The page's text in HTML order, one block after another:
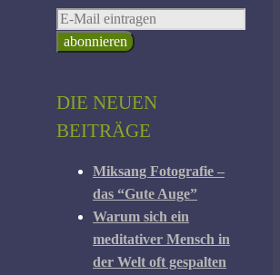
DIE NEUEN
BEITRÄGE
Miksang Fotografie –
das “Gute Auge”
Warum sich ein
meditativer Mensch in
der Welt oft gespalten